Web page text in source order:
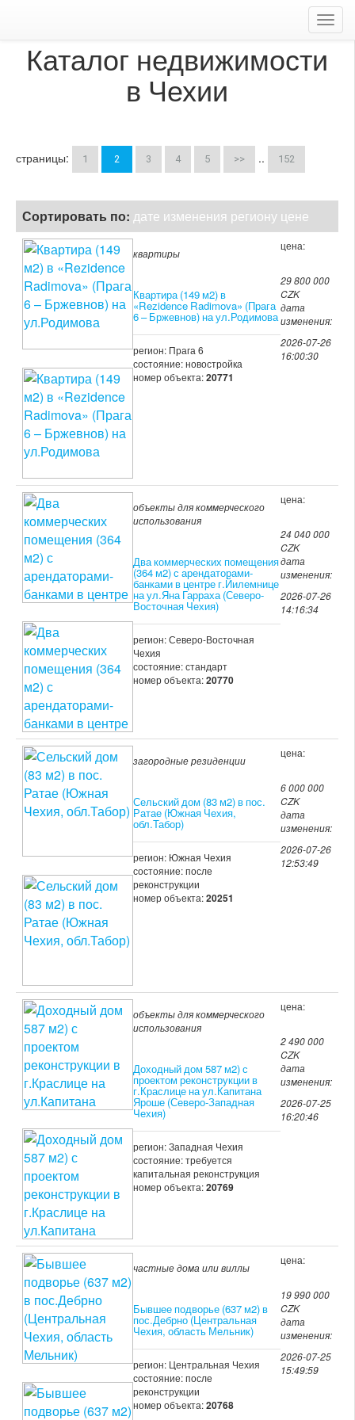
Каталог недвижимости
в Чехии
страницы: 1 2 3 4 5 >> .. 152
Сортировать по: дате изменения региону цене
квартиры
Квартира (149 м2) в
«Rezidence Radimova» (Прага
6 – Бржевнов) на ул.Родимова
регион: Прага 6
состояние: новостройка
номер объекта:20771
цена:
29 800 000
CZK
дата
изменения:
2026-07-26
16:00:30
объекты для коммерческого
использования
Два коммерческих помещения
(364 м2) с арендаторами-
банками в центре г.Йилемнице
на ул.Яна Гарраха (Северо-
Восточная Чехия)
регион: Северо-Восточная
Чехия
состояние: стандарт
номер объекта:20770
цена:
24 040 000
CZK
дата
изменения:
2026-07-26
14:16:34
загородные резиденции
Сельский дом (83 м2) в пос.
Ратае (Южная Чехия,
обл.Табор)
регион: Южная Чехия
состояние: после
реконструкции
номер объекта:20251
цена:
6 000 000
CZK
дата
изменения:
2026-07-26
12:53:49
объекты для коммерческого
использования
Доходный дом 587 м2) с
проектом реконструкции в
г.Краслице на ул.Капитана
Яроше (Северо-Западная
Чехия)
регион: Западная Чехия
состояние: требуется
капитальная реконструкция
номер объекта:20769
цена:
2 490 000
CZK
дата
изменения:
2026-07-25
16:20:46
частные дома или виллы
Бывшее подворье (637 м2) в
пос.Дебрно (Центральная
Чехия, область Мельник)
регион: Центральная Чехия
состояние: после
реконструкции
номер объекта:20768
цена:
19 990 000
CZK
дата
изменения:
2026-07-25
15:49:59